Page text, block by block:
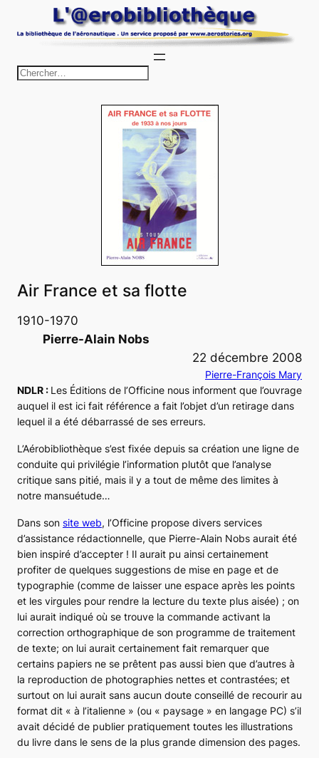
au
c
h
e
r
c
h
r
Air France et sa flotte
1910-1970
Pierre-Alain Nobs
22 décembre 2008
Pierre-François Mary
NDLR : Les Éditions de l’Officine nous informent que l’ouvrage
auquel il est ici fait référence a fait l’objet d’un retirage dans
lequel il a été débarrassé de ses erreurs.
L’Aérobibliothèque s’est fixée depuis sa création une ligne de
conduite qui privilégie l’information plutôt que l’analyse
critique sans pitié, mais il y a tout de même des limites à
notre mansuétude…
Dans son site web, l’Officine propose divers services
d’assistance rédactionnelle, que Pierre-Alain Nobs aurait été
bien inspiré d’accepter ! Il aurait pu ainsi certainement
profiter de quelques suggestions de mise en page et de
typographie (comme de laisser une espace après les points
et les virgules pour rendre la lecture du texte plus aisée) ; on
lui aurait indiqué où se trouve la commande activant la
correction orthographique de son programme de traitement
de texte; on lui aurait certainement fait remarquer que
certains papiers ne se prêtent pas aussi bien que d’autres à
la reproduction de photographies nettes et contrastées; et
surtout on lui aurait sans aucun doute conseillé de recourir au
format dit « à l’italienne » (ou « paysage » en langage PC) s’il
avait décidé de publier pratiquement toutes les illustrations
du livre dans le sens de la plus grande dimension des pages.